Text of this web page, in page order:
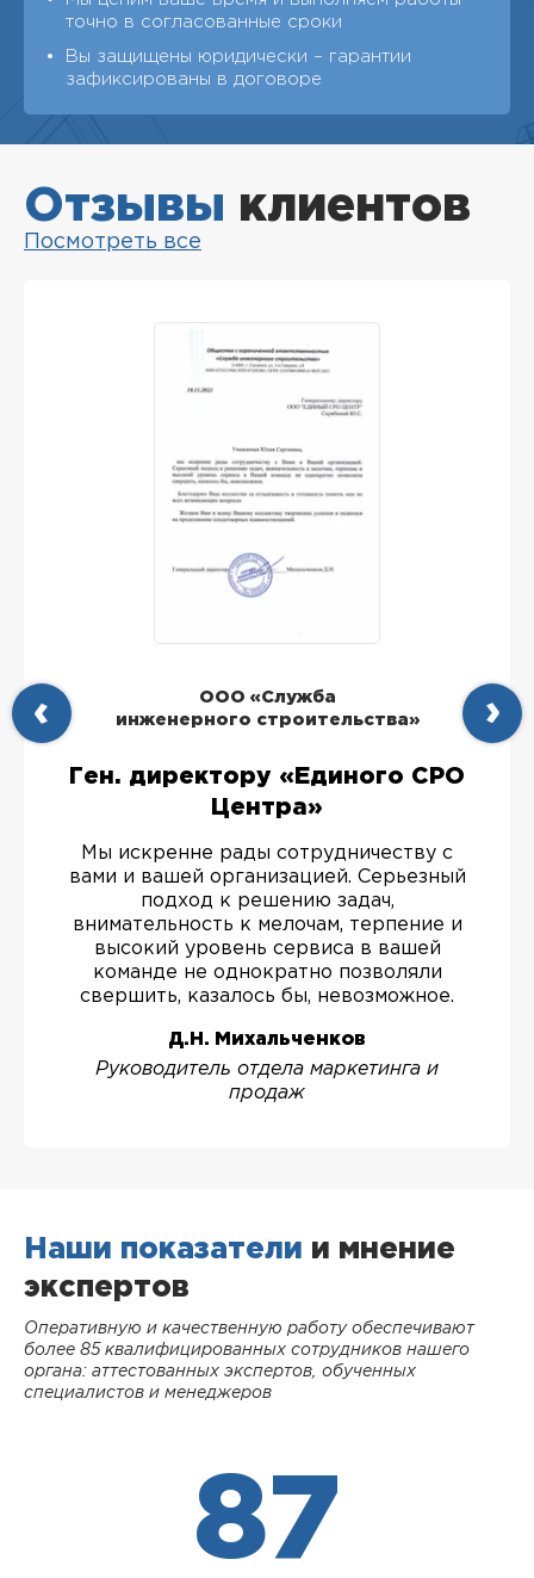
точно в согласованные сроки
Вы защищены юридически – гарантии
зафиксированы в договоре
Отзывы клиентов
Посмотреть все
ООО «Служба
инженерного строительства»
Ген. директору «Единого СРО
Центра»
Мы искренне рады сотрудничеству с
вами и вашей организацией. Серьезный
подход к решению задач,
внимательность к мелочам, терпение и
высокий уровень сервиса в вашей
команде не однократно позволяли
свершить, казалось бы, невозможное.
Д.Н. Михальченков
Руководитель отдела маркетинга и
продаж
Наши показатели и мнение
экспертов
Оперативную и качественную работу обеспечивают
более 85 квалифицированных сотрудников нашего
органа: аттестованных экспертов, обученных
специалистов и менеджеров
87